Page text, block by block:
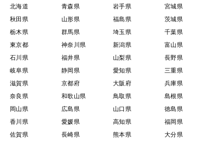
北海道 青森県 岩手県
宮城県
秋田県
山形県 福島県
茨城県
栃木県
群馬県 埼玉県
千葉県
東京都
神奈川県 新潟県
富山県
石川県
福井県 山梨県
長野県
岐阜県
静岡県 愛知県
三重県
滋賀県
京都府 大阪府
兵庫県
奈良県
和歌山県 鳥取県
島根県
岡山県
広島県 山口県
徳島県
香川県
愛媛県 高知県
福岡県
佐賀県
長崎県 熊本県
大分県